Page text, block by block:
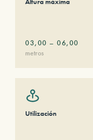
03,00 – 06,00
metros
Utilización